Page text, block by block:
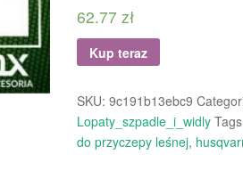
62.77 zł
Kup teraz
SKU: 9c191b13ebc9
Lopaty_szpadle_i_widly
do przyczepy leśnej,